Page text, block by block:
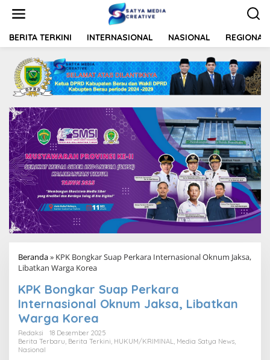
t
BERITA TERKINI INTERNASIONAL NASIONAL REGIONAL
Beranda» KPK Bongkar Suap Perkara Internasional Oknum Jaksa,
Libatkan Warga Korea
KPK Bongkar Suap Perkara
Internasional Oknum Jaksa, Libatkan
Warga Korea
Redaksi
18 Desember 2025
Berita Terbaru Berita Terkini HUKUM/KRIMINAL Media Satya News
Nasional